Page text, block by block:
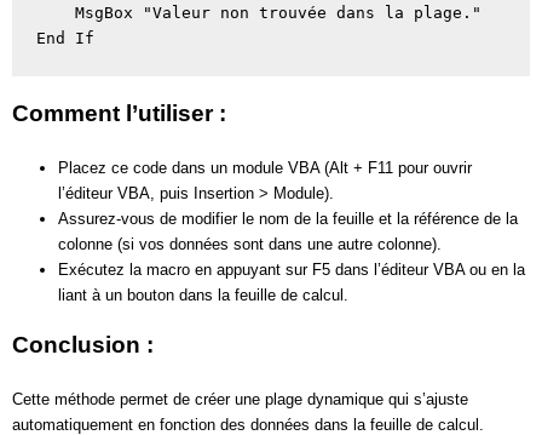
MsgBox "Valeur non trouvée dans la plage."
End If
Comment l’utiliser :
Placez ce code dans un module VBA (Alt + F11 pour ouvrir
l’éditeur VBA, puis Insertion > Module).
Assurez-vous de modifier le nom de la feuille et la référence de la
colonne (si vos données sont dans une autre colonne).
Exécutez la macro en appuyant sur F5 dans l’éditeur VBA ou en la
liant à un bouton dans la feuille de calcul.
Conclusion :
Cette méthode permet de créer une plage dynamique qui s’ajuste
automatiquement en fonction des données dans la feuille de calcul.